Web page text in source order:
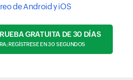
de Android y iOS
GRATUITA DE 30 DÍAS
REGÍSTRESE EN 30 SEGUNDOS